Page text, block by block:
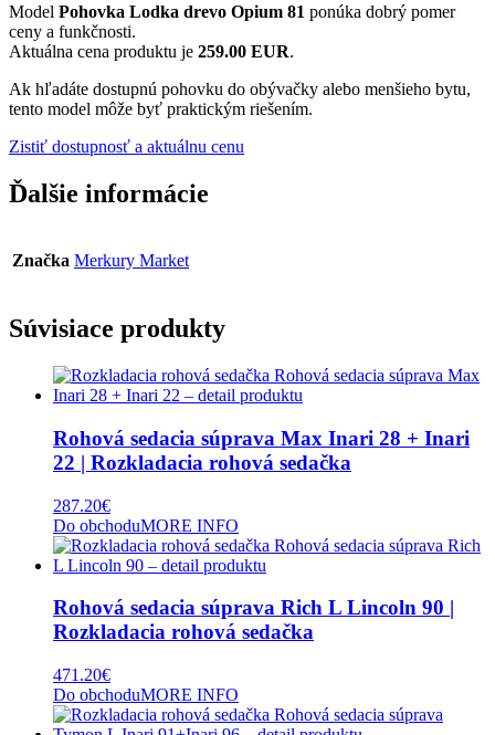
Model Pohovka Lodka drevo Opium 81 ponúka dobrý pomer
ceny a funkčnosti.
Aktuálna cena produktu je 259.00 EUR.
Ak hľadáte dostupnú pohovku do obývačky alebo menšieho bytu,
tento model môže byť praktickým riešením.
Zistiť dostupnosť a aktuálnu cenu
Ďalšie informácie
Značka Merkury Market
Súvisiace produkty
Rohová sedacia súprava Max Inari 28 + Inari
22 | Rozkladacia rohová sedačka
287.20€
Do obchoduMORE INFO
Rohová sedacia súprava Rich L Lincoln 90 |
Rozkladacia rohová sedačka
471.20€
Do obchoduMORE INFO